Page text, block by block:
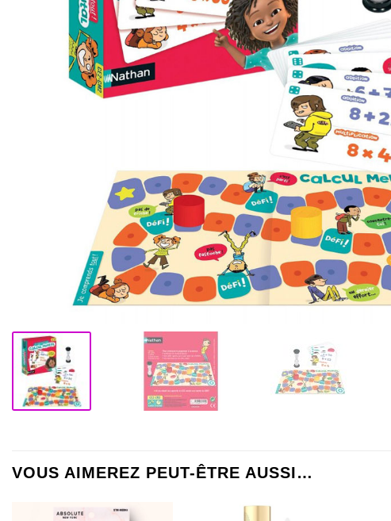
VOUS AIMEREZ PEUT-ÊTRE AUSSI…